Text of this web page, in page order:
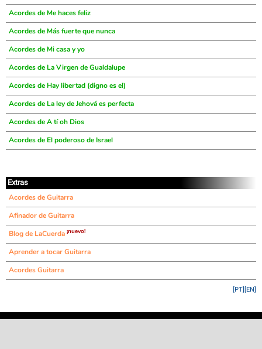
Acordes de Me haces feliz
Acordes de Más fuerte que nunca
Acordes de Mi casa y yo
Acordes de La Virgen de Gualdalupe
Acordes de Hay libertad (digno es el)
Acordes de La ley de Jehová es perfecta
Acordes de A tí oh Dios
Acordes de El poderoso de Israel
Extras
Acordes de Guitarra
Afinador de Guitarra
Blog de LaCuerda ¡nuevo!
Aprender a tocar Guitarra
Acordes Guitarra
[EN]
[PT]